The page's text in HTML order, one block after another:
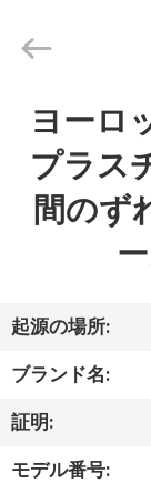
ク
ト
2014
Electronics
Co.,Ltd.
Rights
Reserved.
ヨーロ
プラス
間のず
起源の場所:
ブランド名:
証明:
モデル番号: